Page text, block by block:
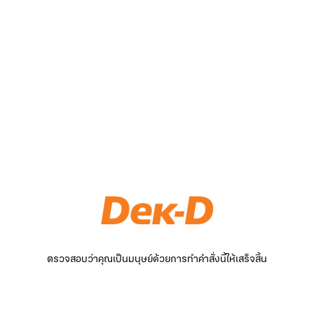
ตรวจสอบว่าคุณเป็นมนุษย์ด้วยการทำคำสั่งนี้ให้เสร็จสิ้น